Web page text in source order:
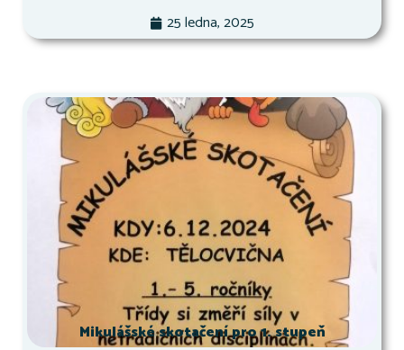
25 ledna, 2025
Mikulášské skotačení pro 1. stupeň